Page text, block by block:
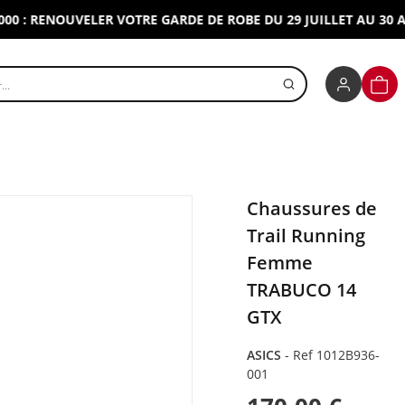
VOTRE GARDE DE ROBE DU 29 JUILLET AU 30
Chaussures de
Trail Running
Femme
TRABUCO 14
GTX
ASICS- Ref 1012B936-
001